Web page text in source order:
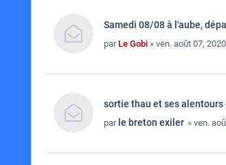
Samedi 08/08 à l'aube,
par Le Gobi » ven. août 07,
sortie thau et ses alentours
par le breton exiler » ven.